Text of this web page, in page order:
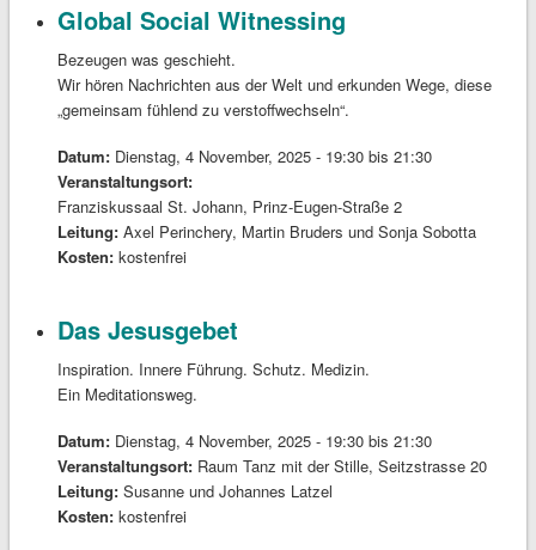
Global Social Witnessing
Bezeugen was geschieht.
Wir hören Nachrichten aus der Welt und erkunden Wege, diese
„gemeinsam fühlend zu verstoffwechseln“.
Datum: Dienstag, 4 November, 2025 - 19:30bis 21:30
Veranstaltungsort:
Franziskussaal St. Johann, Prinz-Eugen-Straße 2
Leitung: Axel Perinchery, Martin Bruders und Sonja Sobotta
Kosten: kostenfrei
Das Jesusgebet
Inspiration. Innere Führung. Schutz. Medizin.
Ein Meditationsweg.
Datum: Dienstag, 4 November, 2025 - 19:30bis 21:30
Veranstaltungsort: Raum Tanz mit der Stille, Seitzstrasse 20
Leitung: Susanne und Johannes Latzel
Kosten: kostenfrei